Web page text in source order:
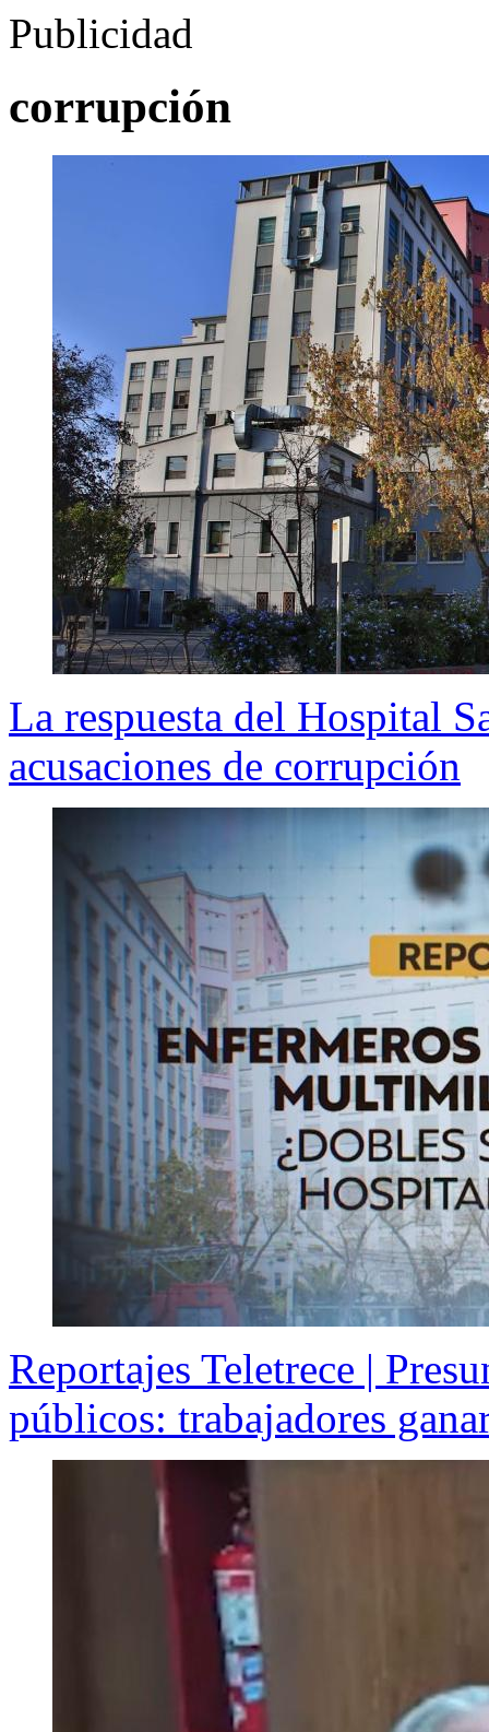
Publicidad
corrupción
La respuesta del Hospital
acusaciones de corrupción
Reportajes Teletrece |
públicos: trabajadores